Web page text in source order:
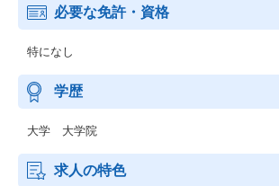
必要な免許・資格
特になし
学歴
大学 大学院
求人の特色